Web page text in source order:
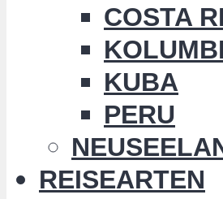
COSTA
KUBA
PERU
REISEARTEN